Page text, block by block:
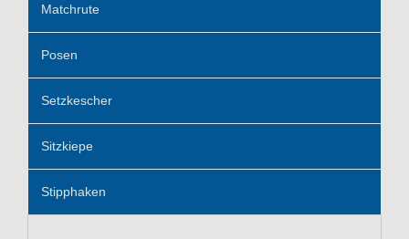
Matchrute
Posen
Setzkescher
Sitzkiepe
Stipphaken